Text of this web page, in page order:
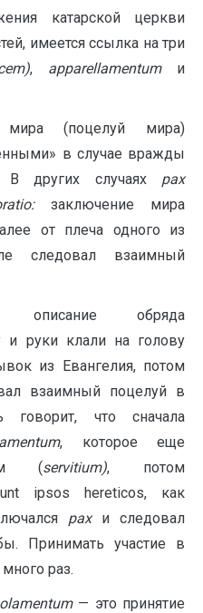
катарской церкви
имеется ссылка на три
), apparellamentumи
(поцелуй мира)
в случае вражды
других случаях pax
: заключение мира
от плеча одного из
следовал взаимный
описание обряда
и руки клали на голову
из Евангелия, потом
взаимный поцелуй в
говорит, что сначала
, которое еще
(servitium), потом
ipsos hereticos, как
paxи следовал
Принимать участие в
раз.
um— это принятие